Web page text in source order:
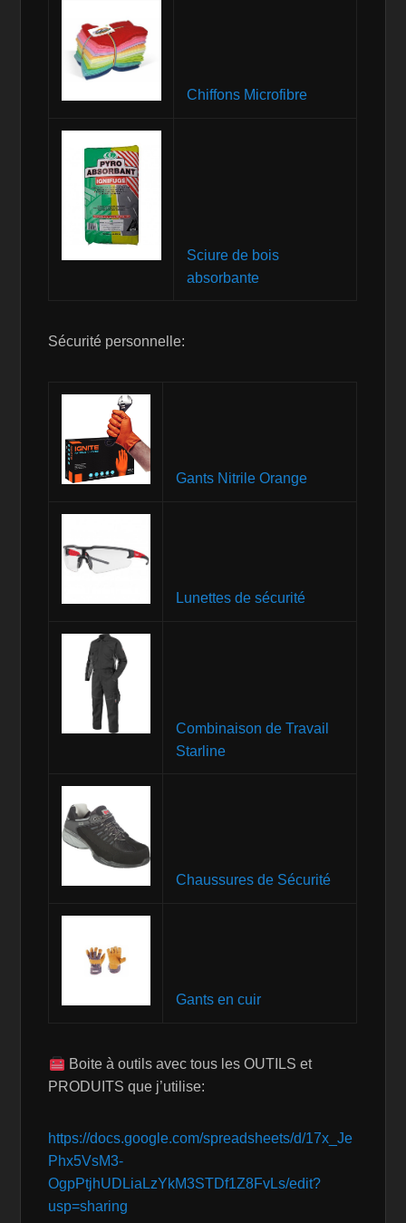
Chiffons Microfibre
Sciure de bois
absorbante
Sécurité personnelle:
Gants Nitrile Orange
Lunettes de sécurité
Combinaison de Travail
Starline
Chaussures de Sécurité
Gants en cuir
Boite à outils avec tous les OUTILS et
PRODUITS que j’utilise:
https://docs.google.com/spreadsheets/d/17x_Je
Phx5VsM3-
OgpPtjhUDLiaLzYkM3STDf1Z8FvLs/edit?
usp=sharing